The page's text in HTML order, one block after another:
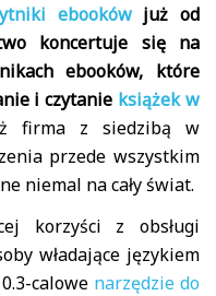
ebookówjuż od
koncertuje się na
ebooków, które
i czytanie książek w
firma z siedzibą w
przede wszystkim
niemal na cały świat.
korzyści z obsługi
władające językiem
calowe narzędzie do